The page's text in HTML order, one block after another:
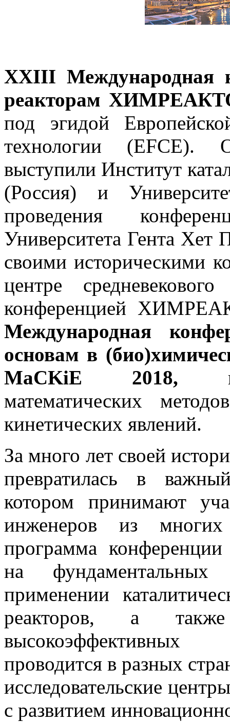
XXIII Международная
реакторам
под эгидой
технологии (EFCE).
выступили Институт
(Россия) и
проведения
Университета Гента Хет
своими историческими
центре
конференцией
Международная
основам в
MaCKiE 2018,
математических
кинетических явлений.
За много лет своей
превратилась в
котором принимают
инженеров из
программа
на фундаментальных
применении
реакторов, а
высокоэффективных
проводится в разных
исследовательские
с развитием